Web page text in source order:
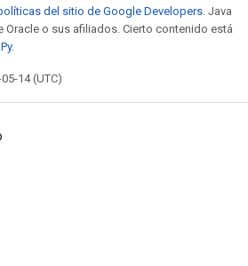
del sitio de Google Developers. Java
Oracle o sus afiliados. Cierto contenido está
.
14 (UTC)